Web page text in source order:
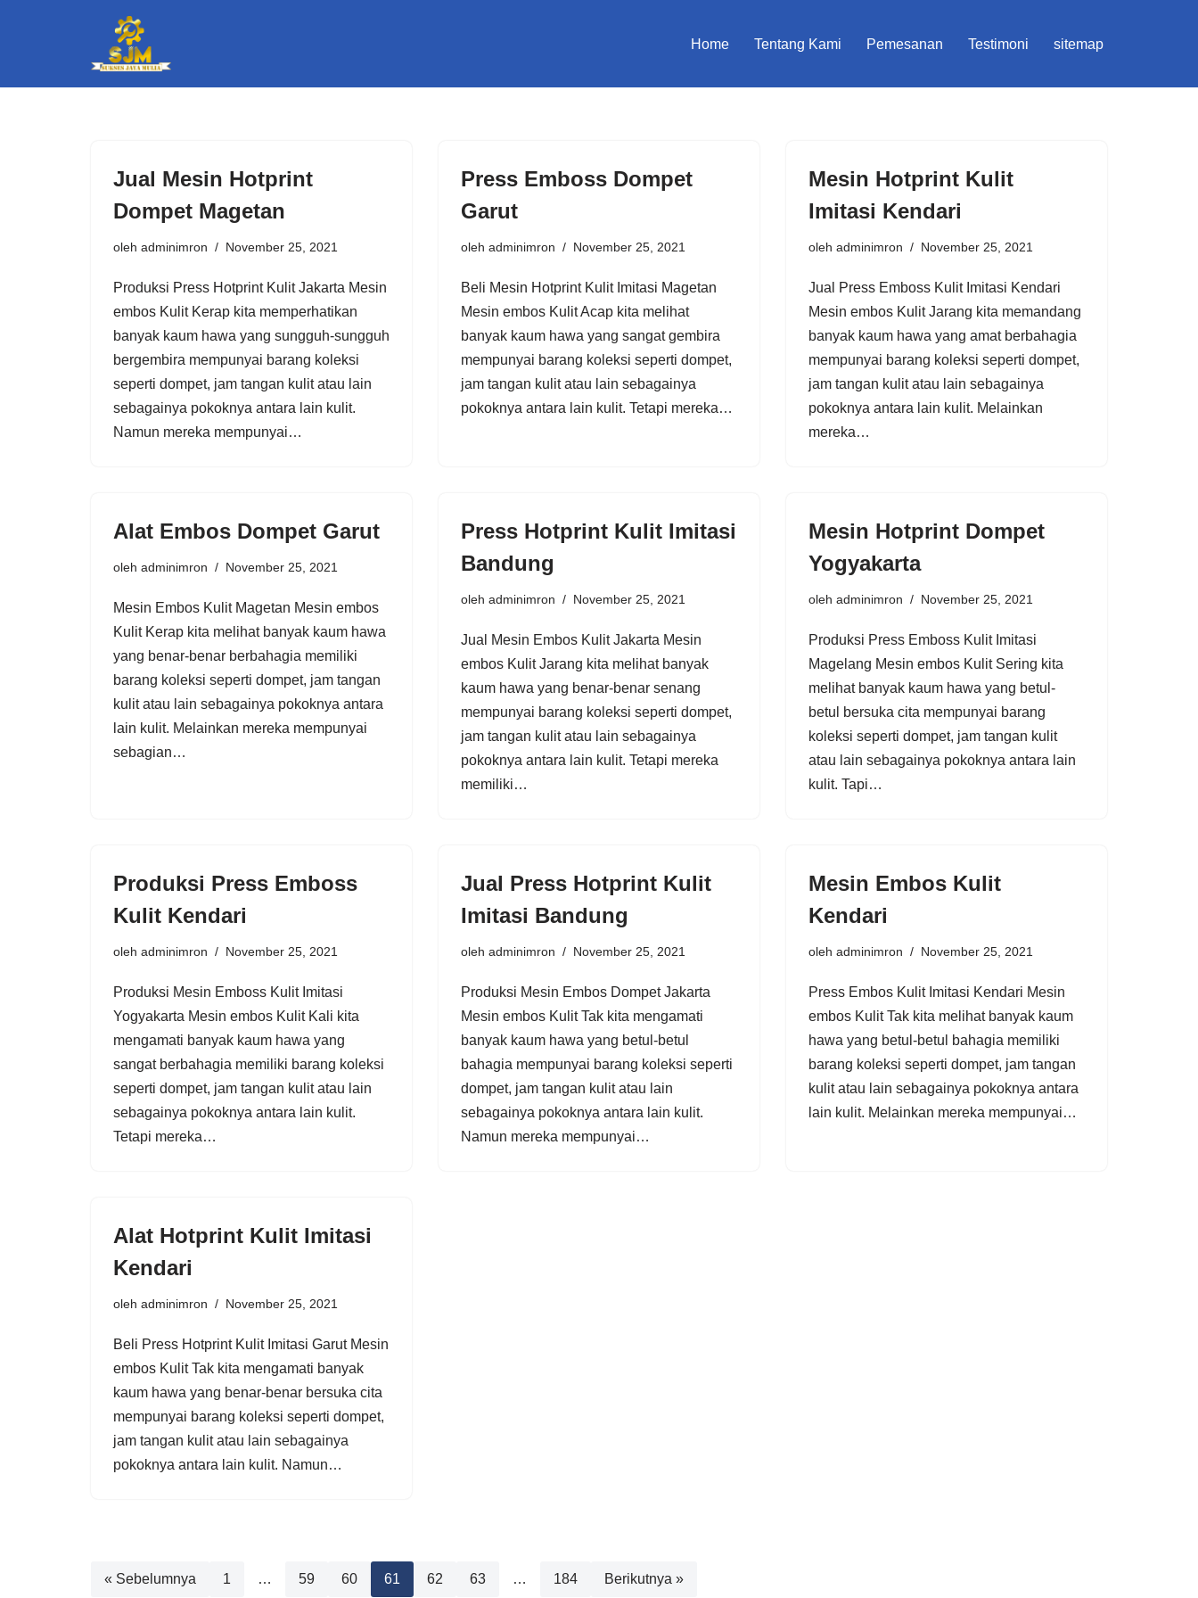
Home Tentang Kami Pemesanan Testimoni sitemap
Jual Mesin Hotprint
Dompet Magetan
oleh adminimron November 25, 2021
Produksi Press Hotprint Kulit Jakarta Mesin
embos Kulit Kerap kita memperhatikan
banyak kaum hawa yang sungguh-sungguh
bergembira mempunyai barang koleksi
seperti dompet, jam tangan kulit atau lain
sebagainya pokoknya antara lain kulit.
Namun mereka mempunyai…
Press Emboss Dompet
Garut
oleh adminimron November 25, 2021
Beli Mesin Hotprint Kulit Imitasi Magetan
Mesin embos Kulit Acap kita melihat
banyak kaum hawa yang sangat gembira
mempunyai barang koleksi seperti dompet,
jam tangan kulit atau lain sebagainya
pokoknya antara lain kulit. Tetapi mereka…
Mesin Hotprint Kulit
Imitasi Kendari
oleh adminimron November 25, 2021
Jual Press Emboss Kulit Imitasi Kendari
Mesin embos Kulit Jarang kita memandang
banyak kaum hawa yang amat berbahagia
mempunyai barang koleksi seperti dompet,
jam tangan kulit atau lain sebagainya
pokoknya antara lain kulit. Melainkan
mereka…
Alat Embos Dompet Garut
oleh adminimron November 25, 2021
Mesin Embos Kulit Magetan Mesin embos
Kulit Kerap kita melihat banyak kaum hawa
yang benar-benar berbahagia memiliki
barang koleksi seperti dompet, jam tangan
kulit atau lain sebagainya pokoknya antara
lain kulit. Melainkan mereka mempunyai
sebagian…
Press Hotprint Kulit Imitasi
Bandung
oleh adminimron November 25, 2021
Jual Mesin Embos Kulit Jakarta Mesin
embos Kulit Jarang kita melihat banyak
kaum hawa yang benar-benar senang
mempunyai barang koleksi seperti dompet,
jam tangan kulit atau lain sebagainya
pokoknya antara lain kulit. Tetapi mereka
memiliki…
Mesin Hotprint Dompet
Yogyakarta
oleh adminimron November 25, 2021
Produksi Press Emboss Kulit Imitasi
Magelang Mesin embos Kulit Sering kita
melihat banyak kaum hawa yang betul-
betul bersuka cita mempunyai barang
koleksi seperti dompet, jam tangan kulit
atau lain sebagainya pokoknya antara lain
kulit. Tapi…
Produksi Press Emboss
Kulit Kendari
oleh adminimron November 25, 2021
Produksi Mesin Emboss Kulit Imitasi
Yogyakarta Mesin embos Kulit Kali kita
mengamati banyak kaum hawa yang
sangat berbahagia memiliki barang koleksi
seperti dompet, jam tangan kulit atau lain
sebagainya pokoknya antara lain kulit.
Tetapi mereka…
Jual Press Hotprint Kulit
Imitasi Bandung
oleh adminimron November 25, 2021
Produksi Mesin Embos Dompet Jakarta
Mesin embos Kulit Tak kita mengamati
banyak kaum hawa yang betul-betul
bahagia mempunyai barang koleksi seperti
dompet, jam tangan kulit atau lain
sebagainya pokoknya antara lain kulit.
Namun mereka mempunyai…
Mesin Embos Kulit
Kendari
oleh adminimron November 25, 2021
Press Embos Kulit Imitasi Kendari Mesin
embos Kulit Tak kita melihat banyak kaum
hawa yang betul-betul bahagia memiliki
barang koleksi seperti dompet, jam tangan
kulit atau lain sebagainya pokoknya antara
lain kulit. Melainkan mereka mempunyai…
Alat Hotprint Kulit Imitasi
Kendari
oleh adminimron November 25, 2021
Beli Press Hotprint Kulit Imitasi Garut Mesin
embos Kulit Tak kita mengamati banyak
kaum hawa yang benar-benar bersuka cita
mempunyai barang koleksi seperti dompet,
jam tangan kulit atau lain sebagainya
pokoknya antara lain kulit. Namun…
« Sebelumnya 1 … 59 60 61 62 63 … 184 Berikutnya »